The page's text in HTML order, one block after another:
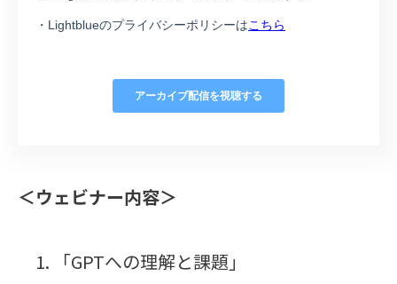
＜ウェビナー内容＞
「GPTへの理解と課題」